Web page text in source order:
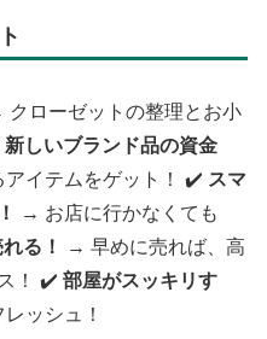
クローゼットの整理とお小
新しいブランド品の資金
イテムをゲット！ ✔️ スマ
→ お店に行かなくても
る！
→ 早めに売れば、高
！ ✔️ 部屋がスッキリす
ッシュ！